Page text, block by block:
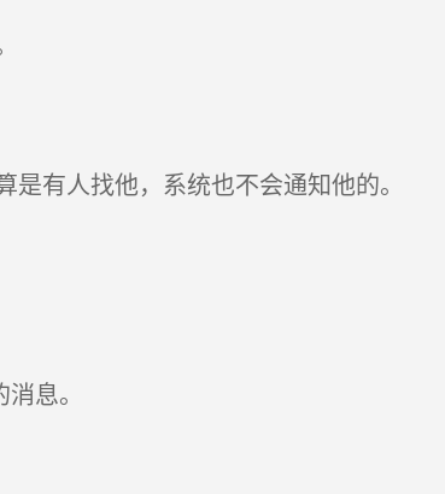
有人找他，系统也不会通知他的。
息。